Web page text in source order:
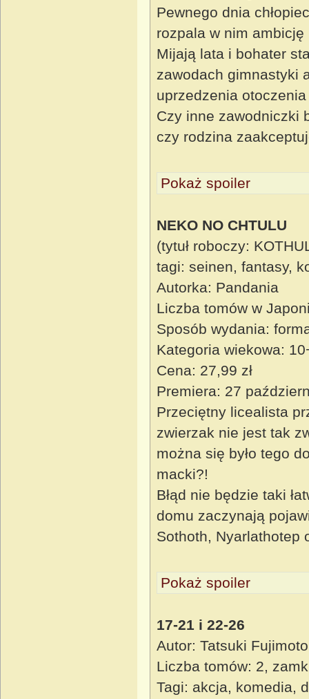
Pewnego dnia
rozpala w nim ambicję
Mijają lata i bohater
zawodach gimnastyki
uprzedzenia otoczenia
Czy inne zawodniczki
czy rodzina
Pokaż spoiler
NEKO NO CHTULU
(tytuł roboczy:
tagi: seinen, fantasy,
Autorka: Pandania
Liczba tomów w
Sposób wydania:
Kategoria wiekowa:
Cena: 27,99 zł
Premiera: 27
Przeciętny licealista
zwierzak nie jest tak
można się było tego
macki?!
Błąd nie będzie taki
domu zaczynają
Sothoth,
Pokaż spoiler
17-21 i 22-26
Autor: Tatsuki Fujimoto
Liczba tomów: 2,
Tagi: akcja, komedia,